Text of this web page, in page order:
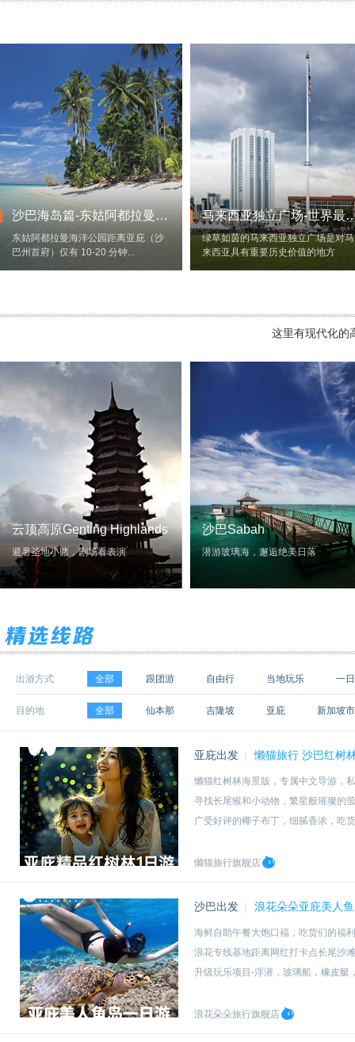
沙巴海岛篇-东姑阿都拉曼公园
东姑阿都拉曼海洋公园距离亚庇（沙
巴州首府）仅有 10-20 分钟...
马来西亚独立广
绿草如茵的马来西亚独立广场是对马
来西亚具有重要历史价值的地方
这里有现代化的
云顶高原Genting Highlands
避暑圣地小赌，剧场看表演
沙巴Sabah
潜游玻璃海，邂逅绝美日落
出游方式 全部 跟团游 自由行 当地玩乐 一
目的地 全部 仙本那 吉隆坡 亚庇 新加坡市
美人鱼岛 新山 樟宜 西海岸省 斗
泗水 浪中岛 怡保 新加坡 瓜拉雪
刁曼岛 科莫多 沙美岛 古晋 斯里
绿中海 圣淘沙岛
哥打丁宜 外南梦县
亚庇出发 懒猫旅行 沙巴红树
懒猫红树林海景版，专属中文导游，
寻找长尾猴和小动物，繁星般璀璨的
广受好评的椰子布丁，细腻香浓，吃
懒猫旅行旗舰店
沙巴出发 浪花朵朵亚庇美人
海鲜自助午餐大饱口福，吃货们的福利
浪花专线基地距离网红打卡点长尾沙
升级玩乐项目-浮潜，玻璃船，橡皮艇
浪花朵朵旅行旗舰店